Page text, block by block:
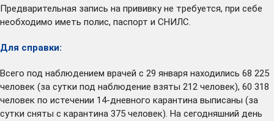
Предварительная запись на прививку не требуется, при себе
необходимо иметь полис, паспорт и СНИЛС.
Для справки:
Всего под наблюдением врачей с 29 января находились 68 225
человек (за сутки под наблюдение взяты 212 человек), 60 318
человек по истечении 14-дневного карантина выписаны (за
сутки сняты с карантина 375 человек). На сегодняшний день